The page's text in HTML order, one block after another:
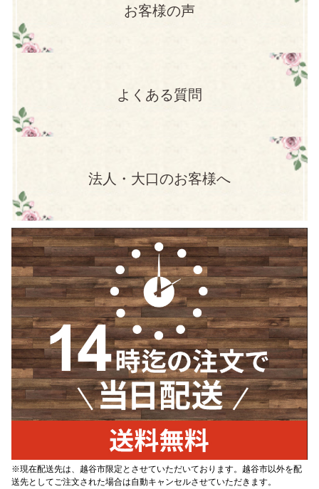
お客様の声
よくある質問
法人・大口のお客様へ
※現在配送先は、越谷市限定とさせていただいております。越谷市以外を配
送先としてご注文された場合は自動キャンセルさせていただきます。